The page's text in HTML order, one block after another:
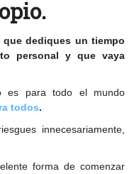
dediques un tiempo
personal y que vaya
es para todo el mundo
todos.
innecesariamente,
forma de comenzar